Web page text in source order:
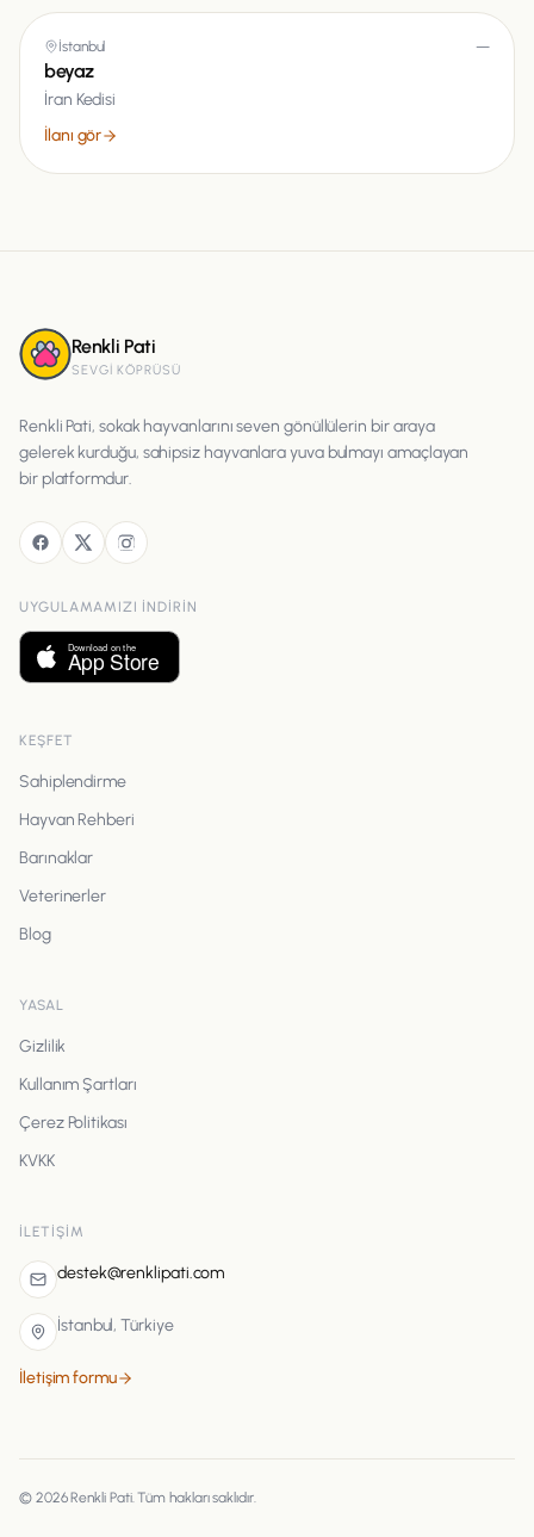
İstanbul —
beyaz
İran Kedisi
İlanı gör
Renkli Pati
SEVGI KÖPRÜSÜ
Renkli Pati, sokak hayvanlarını seven gönüllülerin bir araya
gelerek kurduğu, sahipsiz hayvanlara yuva bulmayı amaçlayan
bir platformdur.
UYGULAMAMIZI INDIRIN
KEŞFET
Sahiplendirme
Hayvan Rehberi
Barınaklar
Veterinerler
Blog
YASAL
Gizlilik
Kullanım Şartları
Çerez Politikası
KVKK
İLETIŞIM
destek@renklipati.com
İstanbul, Türkiye
İletişim formu
© 2026 Renkli Pati. Tüm hakları saklıdır.